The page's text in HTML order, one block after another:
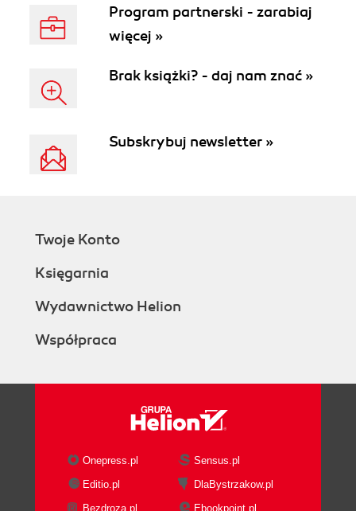
Program partnerski - zarabiaj
więcej »
Brak książki? - daj nam znać »
Subskrybuj newsletter »
Twoje Konto
Księgarnia
Wydawnictwo Helion
Współpraca
Onepress.pl
Sensus.pl
Editio.pl
DlaBystrzakow.pl
Bezdroza.pl
Ebookpoint.pl